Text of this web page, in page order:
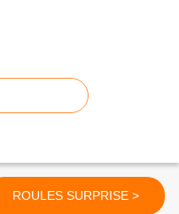
ROULES SURPRISE >